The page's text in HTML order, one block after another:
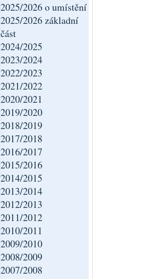
2025/2026 o umístění
2025/2026 základní
část
2024/2025
2023/2024
2022/2023
2021/2022
2020/2021
2019/2020
2018/2019
2017/2018
2016/2017
2015/2016
2014/2015
2013/2014
2012/2013
2011/2012
2010/2011
2009/2010
2008/2009
2007/2008